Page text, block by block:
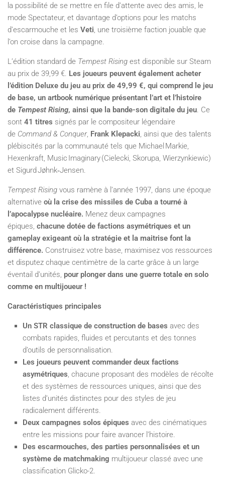
la possibilité de se mettre en file d’attente avec des amis, le
mode Spectateur, et davantage d’options pour les matchs
d’escarmouche et les Veti, une troisième faction jouable que
l’on croise dans la campagne.
L’édition standard de Tempest Rising est disponible sur Steam
au prix de 39,99 €. Les joueurs peuvent également acheter
l’édition Deluxe du jeu au prix de 49,99 €, qui comprend le jeu
de base, un artbook numérique présentant l’art et l’histoire
de Tempest Rising, ainsi que la bande-son digitale du jeu. Ce
sont 41 titres signés par le compositeur légendaire
de Command & Conquer, Frank Klepacki, ainsi que des talents
plébiscités par la communauté tels que Michael Markie,
Hexenkraft, Music Imaginary (Cielecki, Skorupa, Wierzynkiewic)
et Sigurd Jøhnk‑Jensen.
Tempest Rising vous ramène à l’année 1997, dans une époque
alternative où la crise des missiles de Cuba a tourné à
l’apocalypse nucléaire. Menez deux campagnes
épiques, chacune dotée de factions asymétriques et un
gameplay exigeant où la stratégie et la maitrise font la
différence. Construisez votre base, maximisez vos ressources
et disputez chaque centimètre de la carte grâce à un large
éventail d’unités, pour plonger dans une guerre totale en solo
comme en multijoueur !
Caractéristiques principales
Un STR classique de construction de bases avec des
combats rapides, fluides et percutants et des tonnes
d’outils de personnalisation.
Les joueurs peuvent commander deux factions
asymétriques, chacune proposant des modèles de récolte
et des systèmes de ressources uniques, ainsi que des
listes d’unités distinctes pour des styles de jeu
radicalement différents.
Deux campagnes solos épiques avec des cinématiques
entre les missions pour faire avancer l’histoire.
Des escarmouches, des parties personnalisées et un
système de matchmaking multijoueur classé avec une
classification Glicko-2.